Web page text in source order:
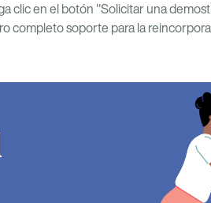
clic en el botón "Solicitar una
completo soporte para la